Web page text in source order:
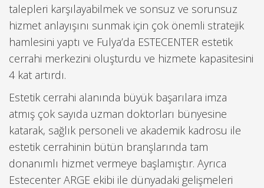
talepleri karşılayabilmek ve sonsuz ve sorunsuz
hizmet anlayışını sunmak için çok önemli stratejik
hamlesini yaptı ve Fulya’da ESTECENTER estetik
cerrahi merkezini oluşturdu ve hizmete kapasitesini
4 kat artırdı.
Estetik cerrahi alanında büyük başarılara imza
atmış çok sayıda uzman doktorları bünyesine
katarak, sağlık personeli ve akademik kadrosu ile
estetik cerrahinin bütün branşlarında tam
donanımlı hizmet vermeye başlamıştır. Ayrıca
Estecenter ARGE ekibi ile dünyadaki gelişmeleri